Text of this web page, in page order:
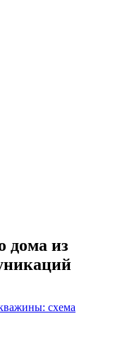
дома из